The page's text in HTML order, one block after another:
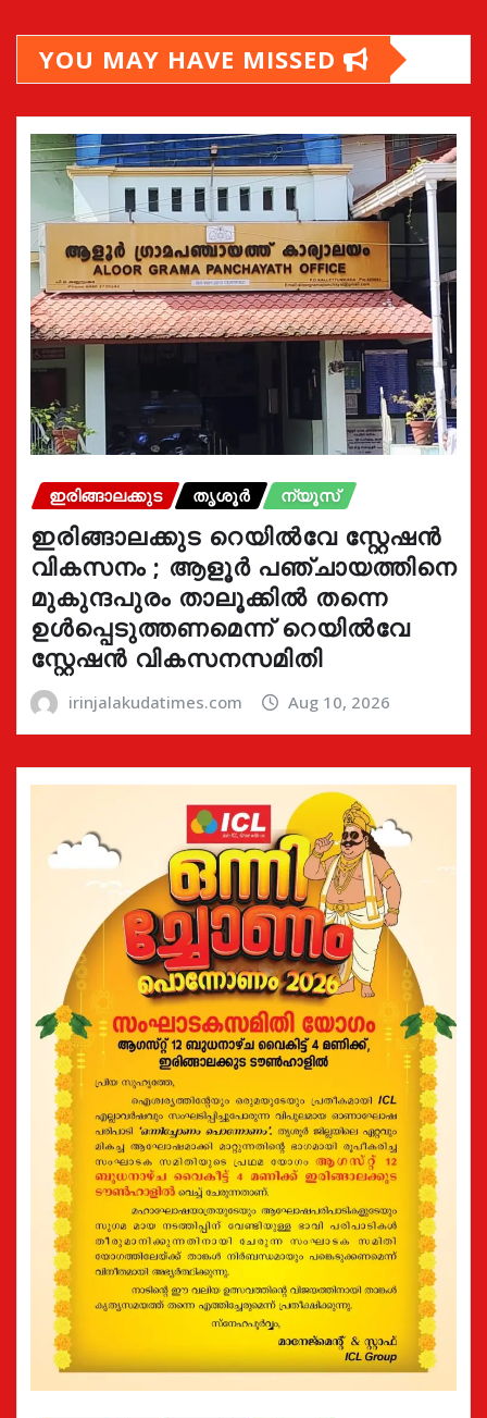
YOU MAY HAVE MISSED
ഇരിങ്ങാലക്കുട തൃശൂർ ന്യൂസ്
ഇരിങ്ങാലക്കുട റെയിൽവേ സ്റ്റേഷൻ
വികസനം ; ആളൂർ പഞ്ചായത്തിനെ
മുകുന്ദപുരം താലൂക്കിൽ തന്നെ
ഉൾപ്പെടുത്തണമെന്ന് റെയിൽവേ
സ്റ്റേഷൻ വികസനസമിതി
irinjalakudatimes.com Aug 10, 2026